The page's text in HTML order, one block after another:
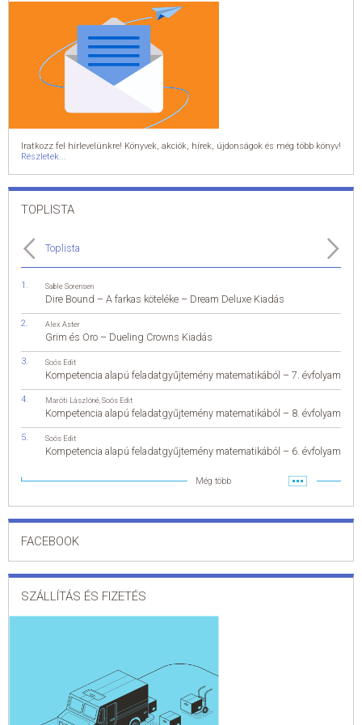
Iratkozz fel hírlevelünkre! Könyvek, akciók, hírek, újdonságok és még több könyv!
Részletek...
TOPLISTA
Toplista
Sable Sorensen
Dire Bound – A farkas köteléke – Dream Deluxe Kiadás
Alex Aster
Grim és Oro – Dueling Crowns Kiadás
Soós Edit
Kompetencia alapú feladatgyűjtemény matematikából – 7. évfolyam
Maróti Lászlóné Soós Edit
Kompetencia alapú feladatgyűjtemény matematikából – 8. évfolyam
Soós Edit
Kompetencia alapú feladatgyűjtemény matematikából – 6. évfolyam
Még több
FACEBOOK
SZÁLLÍTÁS ÉS FIZETÉS